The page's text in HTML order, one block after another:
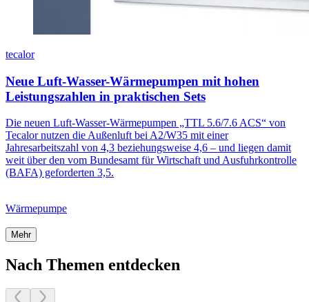
tecalor
Neue Luft-Wasser-Wärmepumpen mit hohen
Leistungszahlen in praktischen Sets
Die neuen Luft-Wasser-Wärmepumpen „TTL 5.6/7.6 ACS“ von
Tecalor nutzen die Außenluft bei A2/W35 mit einer
Jahresarbeitszahl von 4,3 beziehungsweise 4,6 – und liegen damit
weit über den vom Bundesamt für Wirtschaft und Ausfuhrkontrolle
(BAFA) geforderten 3,5.
Wärmepumpe
Mehr
Nach Themen entdecken